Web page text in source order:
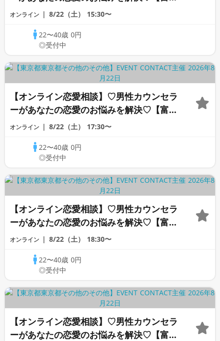
カウンセラー】
オンライン 8/22（土） 15:30〜
22〜40歳0円
◎受付中
【オンライン恋愛相談】♡男性カウンセラ
ーがあなたの恋愛のお悩みを解決♡【富沢
カウンセラー】
オンライン 8/22（土） 17:30〜
22〜40歳0円
◎受付中
【オンライン恋愛相談】♡男性カウンセラ
ーがあなたの恋愛のお悩みを解決♡【富沢
カウンセラー】
オンライン 8/22（土） 18:30〜
22〜40歳0円
◎受付中
【オンライン恋愛相談】♡男性カウンセラ
ーがあなたの恋愛のお悩みを解決♡【富沢